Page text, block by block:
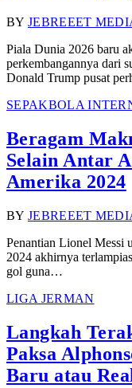
BY JEBREEET
Piala Dunia 2026 baru
perkembangannya dari
Donald Trump pusat
SEPAKBOLA
Beragam
Selain Antar
Amerika 2024
BY JEBREEET
Penantian Lionel Messi
2024 akhirnya
gol guna…
LIGA JERMAN
Langkah
Paksa
Baru atau